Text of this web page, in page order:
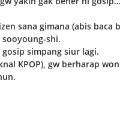
sana gimana (abis baca
shi.
simpang siur lagi.
KPOP), gw berharap